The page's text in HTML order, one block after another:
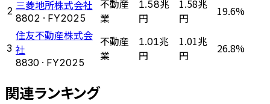
2 三菱地所株式会社
8802 · FY2025
不動産
業
1.58兆
円
1.58兆
円
19.6%
3
住友不動産株式会
社
8830 · FY2025
不動産
業
1.01兆
円
1.01兆
円
26.8%
関連ランキング